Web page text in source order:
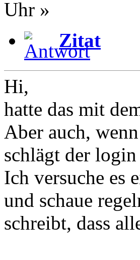
Uhr »
Zitat
Hi,
hatte das mit
Aber auch,
schlägt der
Ich versuche es
und schaue
schreibt, dass